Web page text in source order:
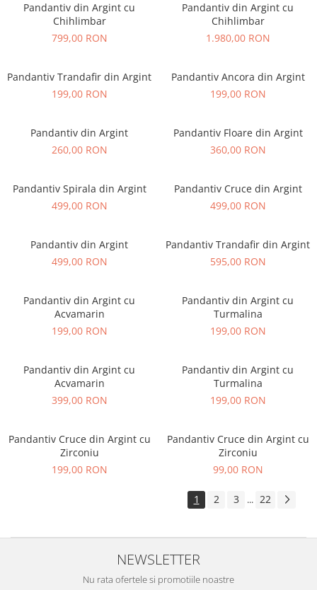
Pandantiv din Argint cu
Chihlimbar
799,00 RON
Pandantiv din Argint cu
Chihlimbar
1.980,00 RON
Pandantiv Trandafir din Argint
199,00 RON
Pandantiv Ancora din Argint
199,00 RON
Pandantiv din Argint
260,00 RON
Pandantiv Floare din Argint
360,00 RON
Pandantiv Spirala din Argint
499,00 RON
Pandantiv Cruce din Argint
499,00 RON
Pandantiv din Argint
499,00 RON
Pandantiv Trandafir din Argint
595,00 RON
Pandantiv din Argint cu
Acvamarin
199,00 RON
Pandantiv din Argint cu
Turmalina
199,00 RON
Pandantiv din Argint cu
Acvamarin
399,00 RON
Pandantiv din Argint cu
Turmalina
199,00 RON
Pandantiv Cruce din Argint cu
Zirconiu
199,00 RON
Pandantiv Cruce din Argint cu
Zirconiu
99,00 RON
1 2 3 ... 22
NEWSLETTER
Nu rata ofertele si promotiile noastre